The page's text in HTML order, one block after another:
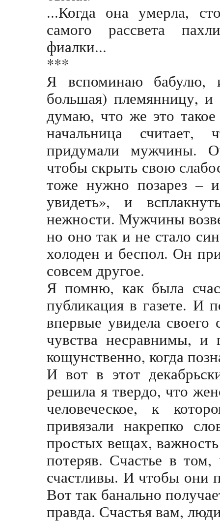
...Когда она умерла,
самого рассвета
фиалки...
***
Я вспоминаю бабулю,
большая) племянницу,
думаю, что же это
начальница считает,
придумали мужчины.
чтобы скрыть свою
тоже нужно позарез –
увидеть», и
нежности. Мужчины
но оно так и не стало
холоден и беспол. Он
совсем другое.
Я помню, как была
публикация в газете. И
впервые увидела
чувства несравнимы, и
кощунственно, когда
И вот в этот
решила я твердо, что
человеческое, к
привязали накрепко
простых вещах,
потеряв. Счастье в
счастливы. И чтобы они
Вот так банально
правда. Счастья вам,